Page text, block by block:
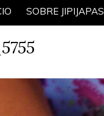
SOBRE JIPIJAPAS